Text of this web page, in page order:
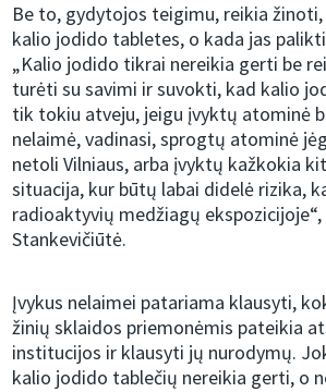
Be to, gydytojos teigimu, reikia
kalio jodido tabletes, o kada jas
„Kalio jodido tikrai nereikia gerti be
turėti su savimi ir suvokti, kad kalio
tik tokiu atveju, jeigu įvyktų atominė
nelaimė, vadinasi, sprogtų atominė
netoli Vilniaus, arba įvyktų kažkokia
situacija, kur būtų labai didelė rizika,
radioaktyvių medžiagų ekspozicijoje“,
Stankevičiūtė.
Įvykus nelaimei patariama klausyti,
žinių sklaidos priemonėmis pateikia
institucijos ir klausyti jų nurodymų.
kalio jodido tablečių nereikia gerti, o